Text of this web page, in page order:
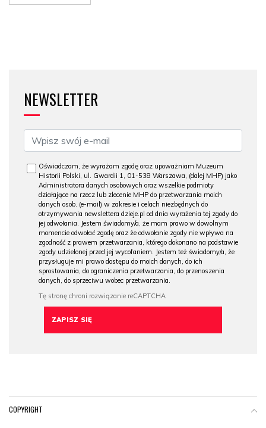
NEWSLETTER
Oświadczam, że wyrażam zgodę oraz upoważniam Muzeum
Historii Polski, ul. Gwardii 1, 01-538 Warszawa, (dalej MHP) jako
Administratora danych osobowych oraz wszelkie podmioty
działające na rzecz lub zlecenie MHP do przetwarzania moich
danych osob. (e-mail) w zakresie i celach niezbędnych do
otrzymywania newslettera dzieje.pl od dnia wyrażenia tej zgody do
jej odwołania. Jestem świadomy/a, że mam prawo w dowolnym
momencie odwołać zgodę oraz że odwołanie zgody nie wpływa na
zgodność z prawem przetwarzania, którego dokonano na podstawie
zgody udzielonej przed jej wycofaniem. Jestem też świadomy/a, że
przysługuje mi prawo dostępu do moich danych, do ich
sprostowania, do ograniczenia przetwarzania, do przenoszenia
danych, do sprzeciwu wobec przetwarzania.
COPYRIGHT